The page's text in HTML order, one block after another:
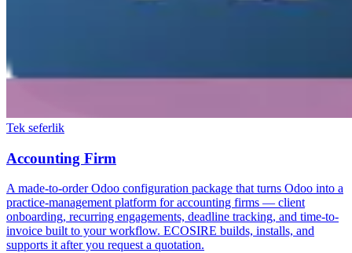
Tek seferlik
Accounting Firm
A made-to-order Odoo configuration package that turns Odoo into a
practice-management platform for accounting firms — client
onboarding, recurring engagements, deadline tracking, and time-to-
invoice built to your workflow. ECOSIRE builds, installs, and
supports it after you request a quotation.